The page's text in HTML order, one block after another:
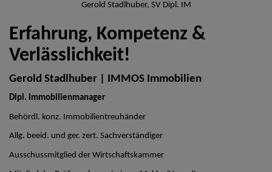
Gerold Stadlhuber, SV Dipl. IM
Erfahrung, Kompetenz &
Verlässlichkeit!
Gerold Stadlhuber | IMMOS Immobilien
Dipl. Immobilienmanager
Behördl. konz. Immobilientreuhänder
Allg. beeid. und ger. zert. Sachverständiger
Ausschussmitglied der Wirtschaftskammer